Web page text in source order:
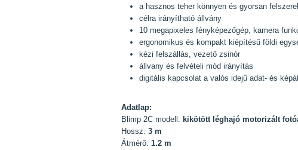
a hasznos teher könnyen és gyorsan
célra irányítható állvány
10 megapixeles fényképezőgép, kamera
ergonomikus és kompakt kiépítésű földi
kézi felszállás, vezető zsinór
állvany és felvételi mód irányítás
digitális kapcsolat a valós idejű adat- és
Adatlap:
Blimp 2C modell: kikötött léghajó motorizált
Hossz: 3 m
Átmérő: 1.2 m